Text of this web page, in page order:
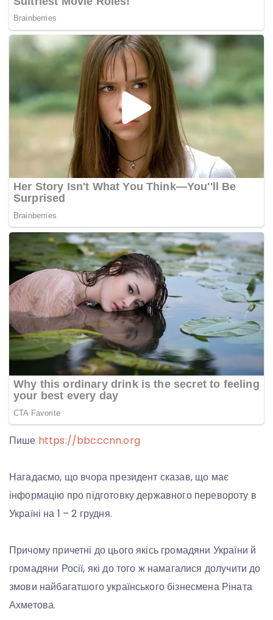
Пише https://bbcccnn.org
Нагадаємо, що вчора президент сказав, що має
інформацію про підготовку державного перевороту в
Україні на 1 – 2 грудня.
Причому причетні до цього якісь громадяни України й
громадяни Росії, які до того ж намагалися долучити до
змови найбагатшого українського бізнесмена Ріната
Ахметова.